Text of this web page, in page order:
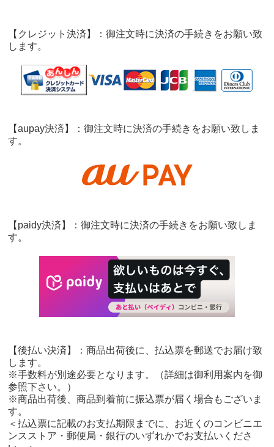
【クレジット決済】：御注文時に決済の手続きをお願い致
します。
【aupay決済】：御注文時に決済の手続きをお願い致しま
す。
【paidy決済】：御注文時に決済の手続きをお願い致しま
す。
【後払い決済】：商品出荷後に、払込票を郵送でお届け致
します。
※手数料が別途必要となります。（詳細は御利用案内を御
参照下さい。）
※商品出荷後、商品到着前に振込票が届く場合もございま
す。
＜払込票に記載のお支払期限までに、お近くのコンビニエ
ンスストア・郵便局・銀行のいずれかでお支払いくださ